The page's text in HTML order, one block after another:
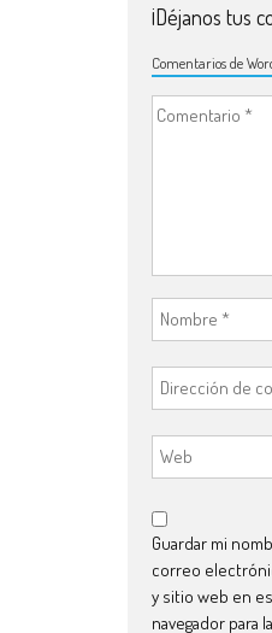
¡Déjanos tus
Comentarios de
Guardar mi
correo
y sitio web en
navegador para la